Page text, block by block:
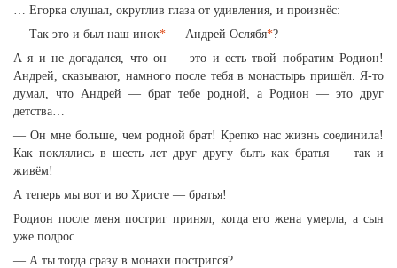
… Егорка слушал, округлив глаза от удивления, и произнёс:
— Так это и был наш инок* — Андрей Ослябя*?
А я и не догадался, что он — это и есть твой побратим Родион!
Андрей, сказывают, намного после тебя в монастырь пришёл. Я-то
думал, что Андрей — брат тебе родной, а Родион — это друг
детства…
— Он мне больше, чем родной брат! Крепко нас жизнь соединила!
Как поклялись в шесть лет друг другу быть как братья — так и
живём!
А теперь мы вот и во Христе — братья!
Родион после меня постриг принял, когда его жена умерла, а сын
уже подрос.
— А ты тогда сразу в монахи постригся?